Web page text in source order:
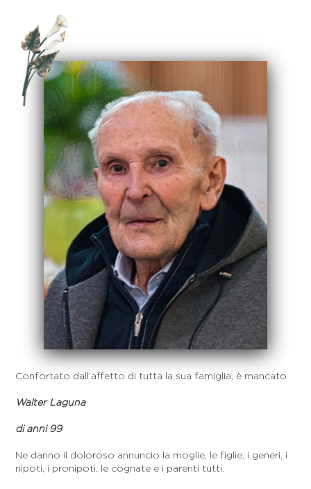
Confortato dall’affetto di tutta la sua famiglia, è mancato
Walter Laguna
di anni 99
Ne danno il doloroso annuncio la moglie, le figlie, i generi, i
nipoti, i pronipoti, le cognate e i parenti tutti.